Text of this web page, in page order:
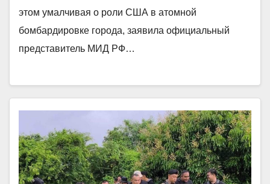
этом умалчивая о роли США в атомной
бомбардировке города, заявила официальный
представитель МИД РФ…